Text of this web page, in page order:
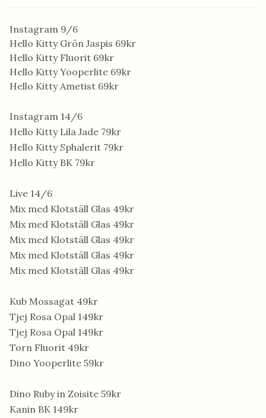
Instagram 9/6
Hello Kitty Grön Jaspis 69kr
Hello Kitty Fluorit 69kr
Hello Kitty Yooperlite 69kr
Hello Kitty Ametist 69kr
Instagram 14/6
Hello Kitty Lila Jade 79kr
Hello Kitty Sphalerit 79kr
Hello Kitty BK 79kr
Live 14/6
Mix med Klotställ Glas 49kr
Mix med Klotställ Glas 49kr
Mix med Klotställ Glas 49kr
Mix med Klotställ Glas 49kr
Mix med Klotställ Glas 49kr
Kub Mossagat 49kr
Tjej Rosa Opal 149kr
Tjej Rosa Opal 149kr
Torn Fluorit 49kr
Dino Yooperlite 59kr
Dino Ruby in Zoisite 59kr
Kanin BK 149kr